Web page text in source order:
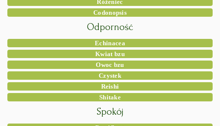
Różeniec
Codonopsis
Odporność
Echinacea
Kwiat bzu
Owoc bzu
Czystek
Reishi
Shitake
Spokój